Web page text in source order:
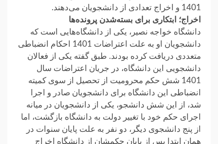
1401 و اخراج تعدادی از دانشجویان می‌دهند.
اخراج؛ ابتکاری برای بسته‌شدن پرونده‌ها
دانشگاه خواجه نصیر، یکی از دانشگاه‌هایی‌ است که
دانشجویان او به علت اعتراضات 1401 احکام انضباطی
متعددی دریافت کرده بودند. طبق گفته‌ یکی از فعالان
دانشجویی این دانشگاه، در جریان اعتراضات سال
1401 شش حکم محرومیت از تحصیل از سوی کمیته‌
انضباطی این دانشگاه برای دانشجویان صادر و اجرا
شد، از این شش دانشجو، یکی از دانشجویان در میانه
اجرای حکم خود با تغییر دولت به دانشگاه بازگشت، اما
از پنج دانشجوی دیگر، دو نفر به علت پایان سنوات در
همان ابتدا پس از پایان حکمشان از دانشگاه اخراج